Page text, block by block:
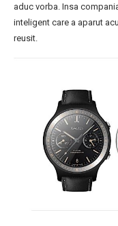
aduc vorba. Insa
inteligent care a aparut
reusit.